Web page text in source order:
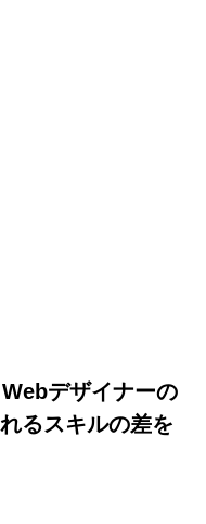
デザイナーの
るスキルの差を